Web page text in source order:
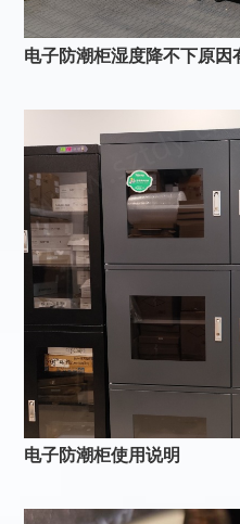
电子防潮柜湿度降不下原因
电子防潮柜使用说明